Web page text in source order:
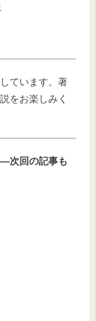
ています。著
をお楽しみく
次回の記事も